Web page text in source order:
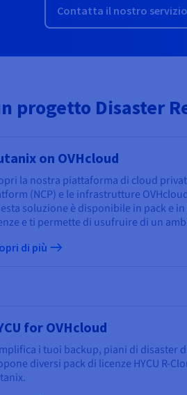
Contatta il nostro
progetto Disaster
on OVHcloud
la nostra piattaforma di cloud
(NCP) e le infrastrutture
soluzione è disponibile in pack e
e ti permette di usufruire di un
di più
for OVHcloud
i tuoi backup, piani di disaster
diversi pack di licenze HYCU R-